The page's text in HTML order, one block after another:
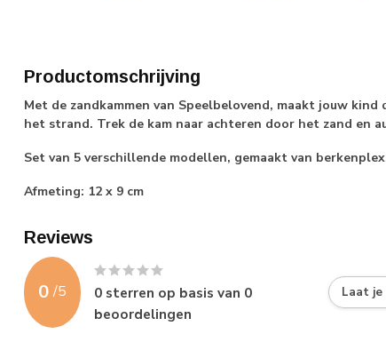
Productomschrijving
Met de zandkammen van Speelbelovend, maakt jouw
het strand. Trek de kam naar achteren door het zand en
Set van 5 verschillende modellen, gemaakt van
Afmeting: 12 x 9 cm
Reviews
0 /5 0 sterren op basis van 0
beoordelingen
Laat je